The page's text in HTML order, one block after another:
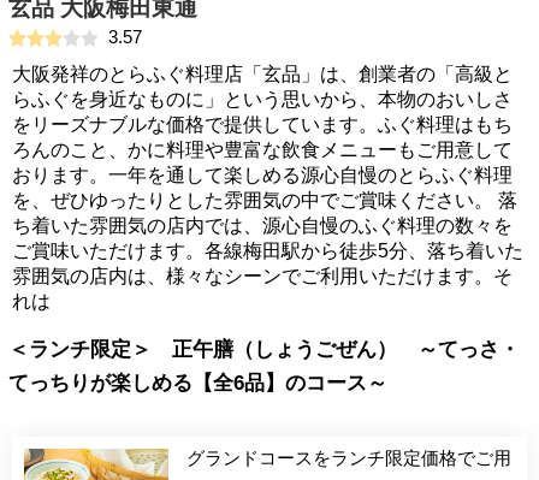
玄品 大阪梅田東通
3.57
大阪発祥のとらふぐ料理店「玄品」は、創業者の「高級と
らふぐを身近なものに」という思いから、本物のおいしさ
をリーズナブルな価格で提供しています。ふぐ料理はもち
ろんのこと、かに料理や豊富な飲食メニューもご用意して
おります。一年を通して楽しめる源心自慢のとらふぐ料理
を、ぜひゆったりとした雰囲気の中でご賞味ください。 落
ち着いた雰囲気の店内では、源心自慢のふぐ料理の数々を
ご賞味いただけます。各線梅田駅から徒歩5分、落ち着いた
雰囲気の店内は、様々なシーンでご利用いただけます。そ
れは
＜ランチ限定＞ 正午膳（しょうごぜん） ～てっさ・
てっちりが楽しめる【全6品】のコース～
グランドコースをランチ限定価格でご用